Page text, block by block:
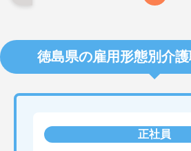
徳島県の雇用形態別介
正社員